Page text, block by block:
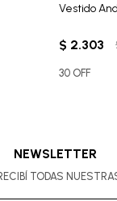
Vestido
$ 2.303
30 OFF
NEWSLETTER
TODAS